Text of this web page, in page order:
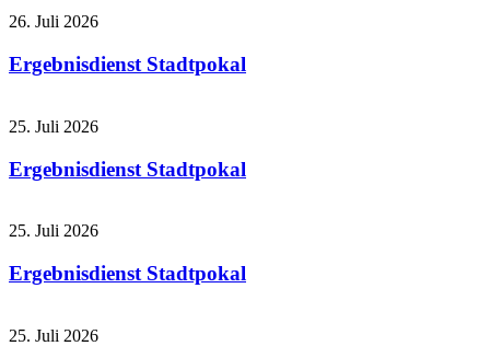
26. Juli 2026
Ergebnisdienst Stadtpokal
25. Juli 2026
Ergebnisdienst Stadtpokal
25. Juli 2026
Ergebnisdienst Stadtpokal
25. Juli 2026